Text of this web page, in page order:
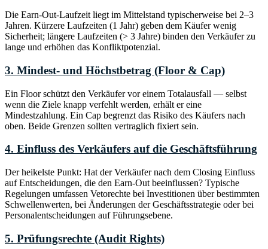
Die Earn-Out-Laufzeit liegt im Mittelstand typischerweise bei 2–3
Jahren. Kürzere Laufzeiten (1 Jahr) geben dem Käufer wenig
Sicherheit; längere Laufzeiten (> 3 Jahre) binden den Verkäufer zu
lange und erhöhen das Konfliktpotenzial.
3. Mindest- und Höchstbetrag (Floor & Cap)
Ein Floor schützt den Verkäufer vor einem Totalausfall — selbst
wenn die Ziele knapp verfehlt werden, erhält er eine
Mindestzahlung. Ein Cap begrenzt das Risiko des Käufers nach
oben. Beide Grenzen sollten vertraglich fixiert sein.
4. Einfluss des Verkäufers auf die Geschäftsführung
Der heikelste Punkt: Hat der Verkäufer nach dem Closing Einfluss
auf Entscheidungen, die den Earn-Out beeinflussen? Typische
Regelungen umfassen Vetorechte bei Investitionen über bestimmten
Schwellenwerten, bei Änderungen der Geschäftsstrategie oder bei
Personalentscheidungen auf Führungsebene.
5. Prüfungsrechte (Audit Rights)